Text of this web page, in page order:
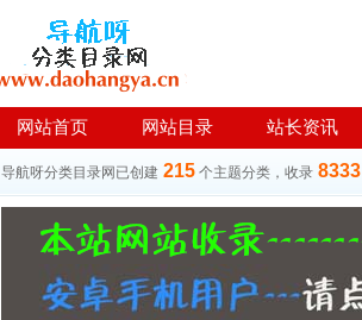
网站首页 网站目录 站长资讯
导航呀分类目录网已创建 215 个主题分类，收录 8333